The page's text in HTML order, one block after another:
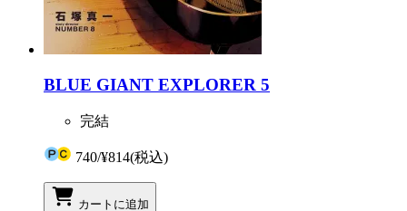
BLUE GIANT EXPLORER 5
完結
740/¥814(税込)
カートに追加